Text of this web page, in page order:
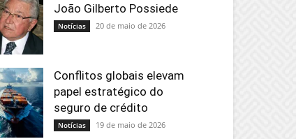
João Gilberto Possiede
Notícias 20 de maio de 2026
Conflitos globais elevam
papel estratégico do
seguro de crédito
Notícias 19 de maio de 2026